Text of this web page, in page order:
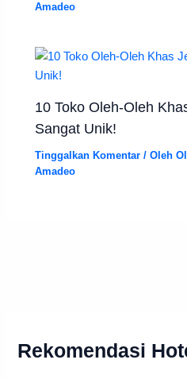
Amadeo
10 Toko Oleh-Oleh
Sangat Unik!
Tinggalkan Komentar /Oleh
Amadeo
Rekomendasi